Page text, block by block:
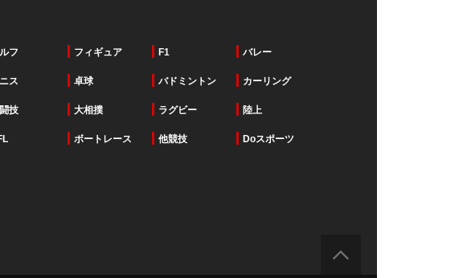
フ フィギュア F1 バレー
ス 卓球 バドミントン カーリング
技 大相撲 ラグビー 陸上
ボートレース 他競技 Doスポーツ